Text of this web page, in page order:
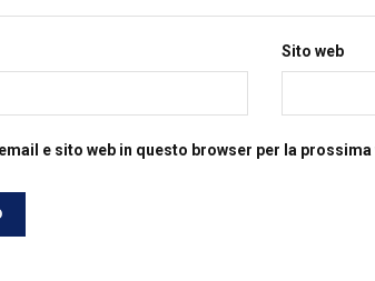
Sito web
e sito web in questo browser per la